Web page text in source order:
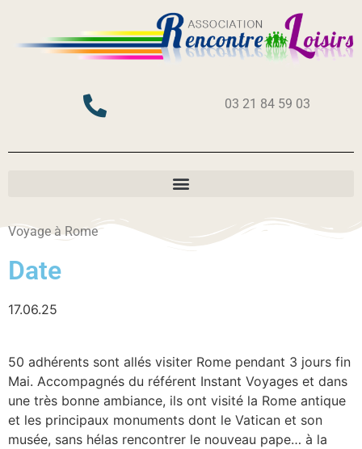
03 21 84 59 03
Voyage à Rome
Date
17.06.25
50 adhérents sont allés visiter Rome pendant 3 jours fin
Mai. Accompagnés du référent Instant Voyages et dans
une très bonne ambiance, ils ont visité la Rome antique
et les principaux monuments dont le Vatican et son
musée, sans hélas rencontrer le nouveau pape… à la